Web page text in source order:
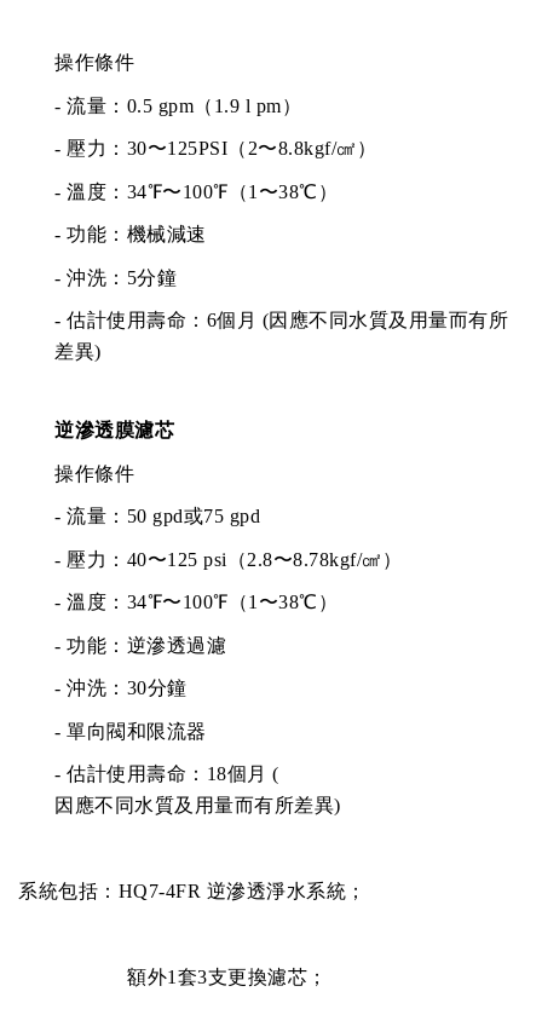
操作條件
- 流量：0.5 gpm（1.9 l pm）
- 壓力：30〜125PSI（2〜8.8kgf/㎠）
- 溫度：34℉〜100℉（1〜38℃）
- 功能：機械減速
- 沖洗：5分鐘
- 估計使用壽命：6個月 (因應不同水質及用量而有所
差異)
逆滲透膜濾芯
操作條件
- 流量：50 gpd或75 gpd
- 壓力：40〜125 psi（2.8〜8.78kgf/㎠）
- 溫度：34℉〜100℉（1〜38℃）
- 功能：逆滲透過濾
- 沖洗：30分鐘
- 單向閥和限流器
- 估計使用壽命： 18個月 (
因應不同水質及用量而有所差異)
系統包括： HQ7-4FR 逆滲透淨水系統；
額外1套3支更換濾芯；